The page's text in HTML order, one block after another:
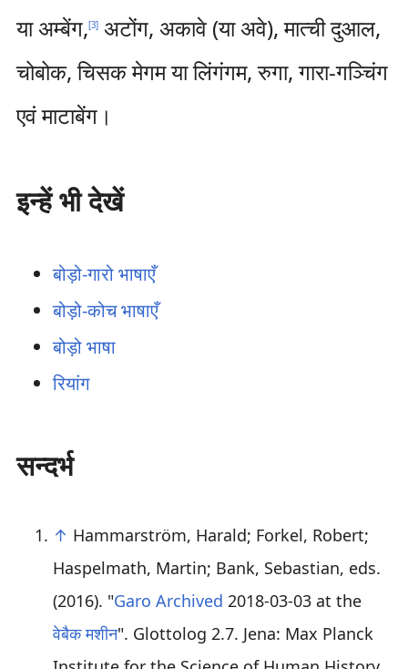
या अम्बेंग,[3]अटोंग, अकावे (या अवे), मात्ची दुआल,
चोबोक, चिसक मेगम या लिंगंगम, रुगा, गारा-गञ्चिंग
एवं माटाबेंग।
इन्हें भी देखें
बोड़ो-गारो भाषाएँ
बोड़ो-कोच भाषाएँ
बोड़ो भाषा
रियांग
सन्दर्भ
↑ Hammarström, Harald; Forkel, Robert;
Haspelmath, Martin; Bank, Sebastian, eds.
(2016). "Garo Archived 2018-03-03 at the
वेबैक मशीन". Glottolog 2.7. Jena: Max Planck